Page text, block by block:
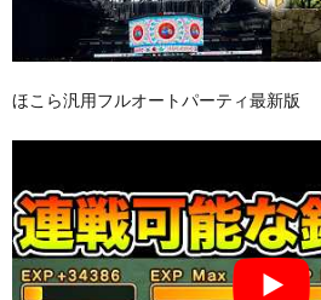
ほこら汎用フルオートパーティ最新版